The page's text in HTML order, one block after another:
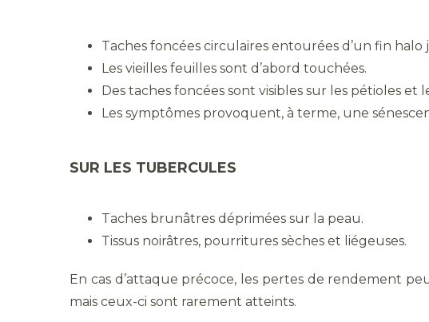
Taches foncées circulaires entourées d’un fin
Les vieilles feuilles sont d’abord touchées.
Des taches foncées sont visibles sur les pétioles et
Les symptômes provoquent, à terme, une
SUR LES TUBERCULES
Taches brunâtres déprimées sur la peau.
Tissus noirâtres, pourritures sèches et liégeuses.
En cas d’attaque précoce, les pertes de rendement
mais ceux-ci sont rarement atteints.